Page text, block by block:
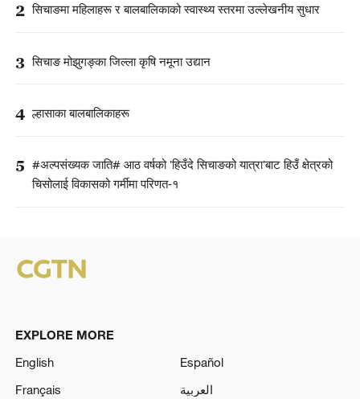
2 सिचाङमा महिलाहरू र बालबालिकाको स्वास्थ्य स्तरमा उल्लेखनीय सुधार
3 सिचाङ मोझुगङ्का जिल्ला कृषि नमूना उद्यान
4 ल्हासाका बालबालिकाहरू
5 #अल्पसंख्यक जाति# आठ वर्षको 'हिउँदे सिचाङको यात्रा'बाट हिउँ क्षेत्रको
चिसोलाई विकासको गर्मीमा परिणत-१
EXPLORE MORE
English
Español
Français
العربية